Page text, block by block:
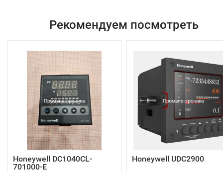
Рекомендуем посмотреть
Honeywell DC1040CL-
701000-E
Honeywell UDC2900